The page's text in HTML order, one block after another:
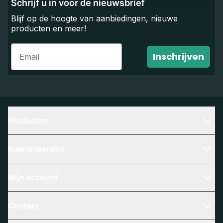
Schrijf u in voor de nieuwsbrief
Blijf op de hoogte van aanbiedingen, nieuwe
producten en meer!
Email
Inschrijven